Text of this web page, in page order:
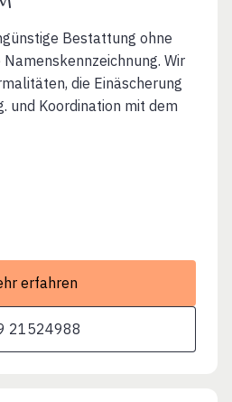
Bestattung ohne
Wir
die Einäscherung
und Koordination mit dem
erfahren
21524988